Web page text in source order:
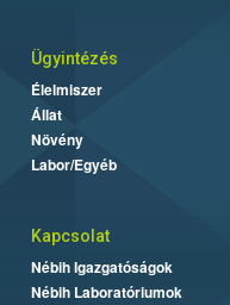
Ügyintézés
Élelmiszer
Állat
Növény
Labor/Egyéb
Kapcsolat
Nébih Igazgatóságok
Nébih Laboratóriumok